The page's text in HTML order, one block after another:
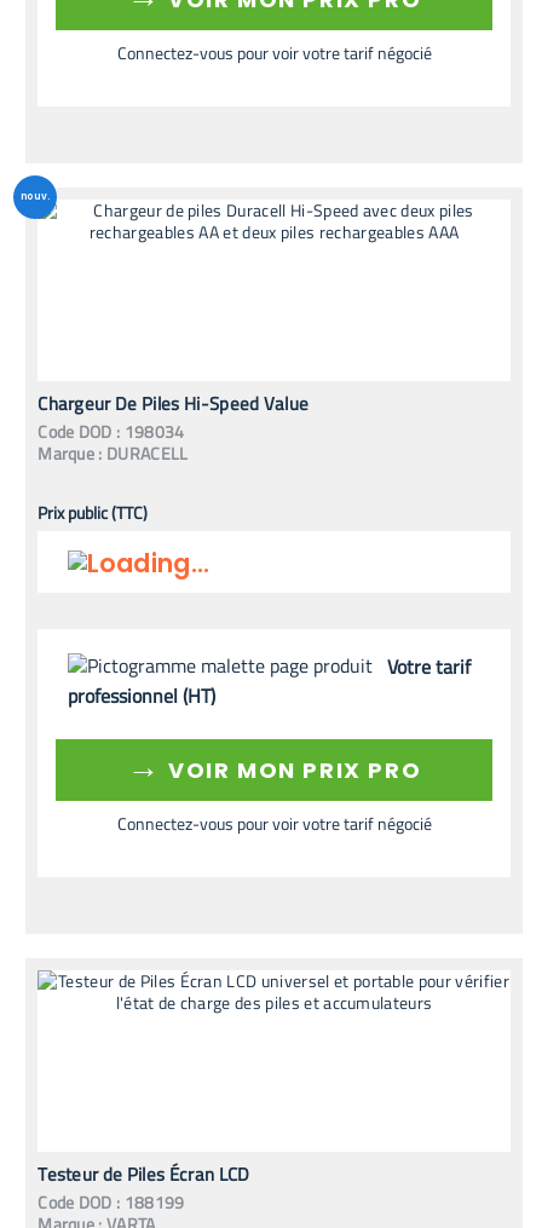
Connectez-vous pour voir votre tarif négocié
nouv.
Chargeur De Piles Hi-Speed Value
Code DOD : 198034
Marque : DURACELL
Prix public (TTC)
Votre tarif
professionnel (HT)
→ VOIR MON PRIX PRO
Connectez-vous pour voir votre tarif négocié
Testeur de Piles Écran LCD
Code DOD : 188199